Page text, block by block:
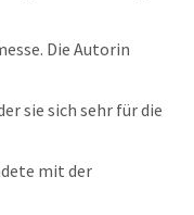
Die Autorin
sie sich sehr für die
mit der